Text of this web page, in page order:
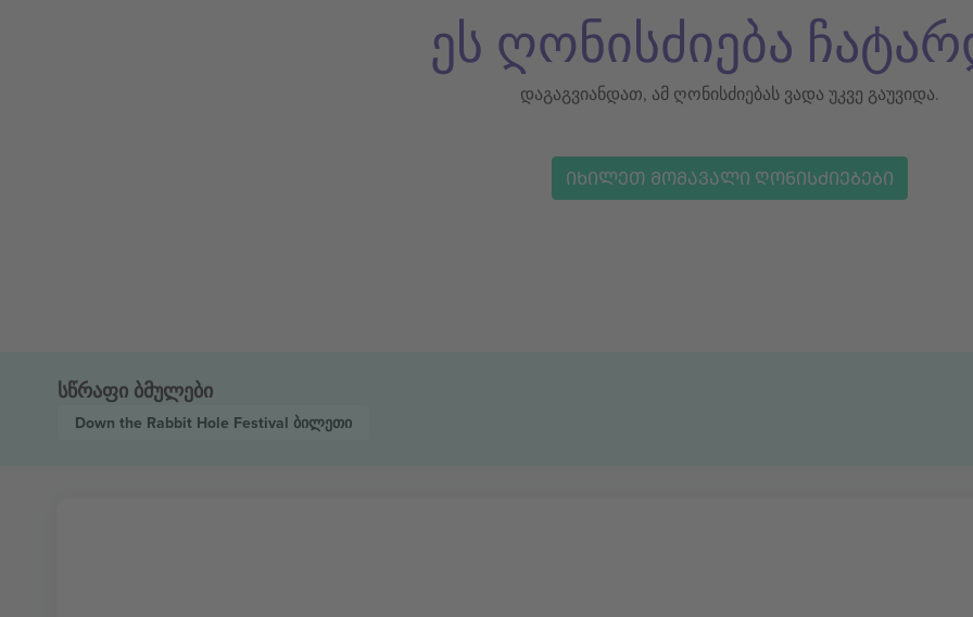
ეს ღონისძიება
დაგაგვიანდათ, ამ ღონისძიებას ვადა უკვე გაუვიდა.
ᲘᲮᲘᲚᲔᲗ ᲛᲝᲛᲐᲕᲐᲚᲘ ᲦᲝᲜᲘᲡᲫᲘᲔᲑᲔᲑᲘ
სწრაფი ბმულები
Down the Rabbit Hole Festival ბილეთი